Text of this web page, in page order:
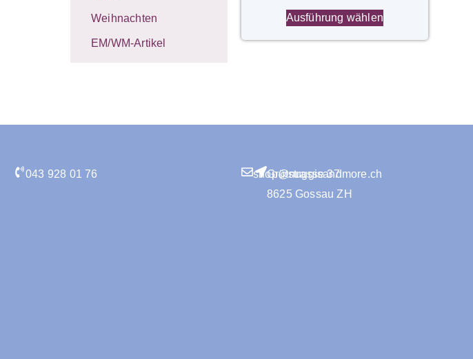
Weihnachten
EM/WM-Artikel
Ausführung wählen
043 928 01 76 shop@nuggisandmore.ch
Grütstrasse 37
8625 Gossau ZH